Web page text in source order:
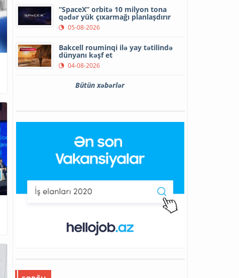
“SpaceX” orbitə 10 milyon tona
qədər yük çıxarmağı planlaşdırır
05-08-2026
Bakcell rouminqi ilə yay tətilində
dünyanı kəşf et
04-08-2026
Bütün xəbərlər